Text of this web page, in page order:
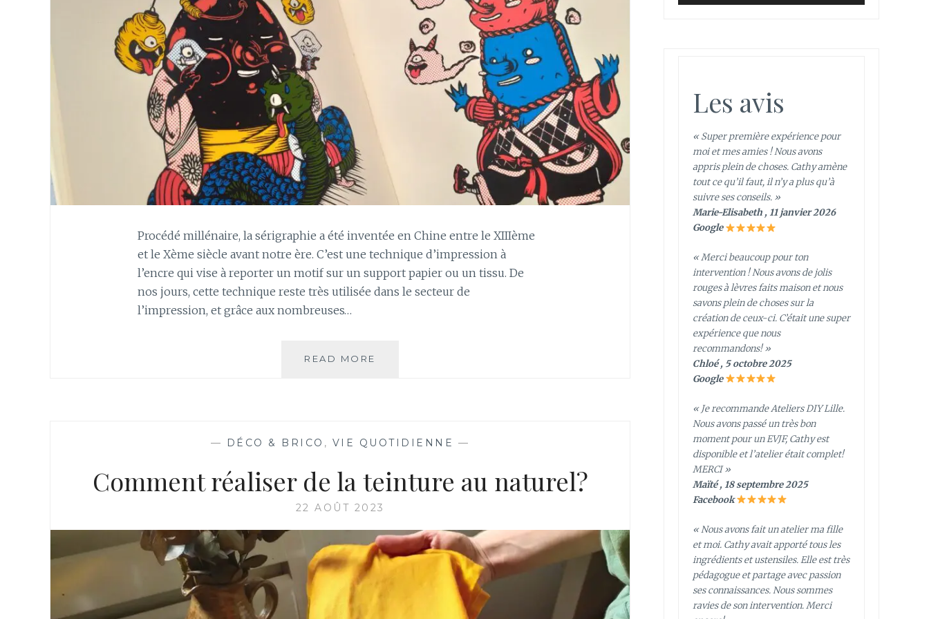
Procédé millénaire, la sérigraphie a été inventée en Chine entre le XIIIème
et le Xème siècle avant notre ère. C’est une technique d’impression à
l’encre qui vise à reporter un motif sur un support papier ou un tissu. De
nos jours, cette technique reste très utilisée dans le secteur de
l’impression, et grâce aux nombreuses…
READ MORE
R
C
O
M
E
N
C
— DÉCO & BRICO , VIE QUOTIDIENNE —
Comment réaliser de la teinture au naturel?
22 AOÛT 2023
Les avis
« Super première expérience pour
moi et mes amies ! Nous avons
appris plein de choses. Cathy amène
tout ce qu’il faut, il n’y a plus qu’à
suivre ses conseils. »
Marie-Elisabeth , 11 janvier 2026
Google
« Merci beaucoup pour ton
intervention ! Nous avons de jolis
rouges à lèvres faits maison et nous
savons plein de choses sur la
création de ceux-ci. C’était une super
expérience que nous
recommandons! »
Chloé , 5 octobre 2025
Google
« Je recommande Ateliers DIY Lille.
Nous avons passé un très bon
moment pour un EVJF, Cathy est
disponible et l’atelier était complet!
MERCI »
Maïté , 18 septembre 2025
Facebook
« Nous avons fait un atelier ma fille
et moi. Cathy avait apporté tous les
ingrédients et ustensiles. Elle est très
pédagogue et partage avec passion
ses connaissances. Nous sommes
ravies de son intervention. Merci